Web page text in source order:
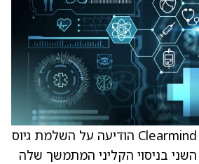
) הודיעה על השלמת גיוס
בניסוי הקליני המתמשך שלה